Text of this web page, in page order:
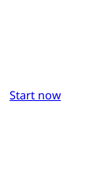
Start now